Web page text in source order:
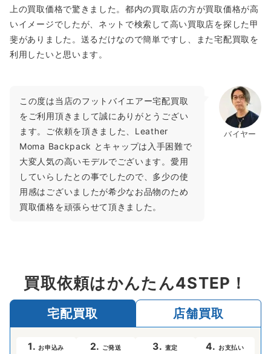
上の買取価格で驚きました。都内の買取店の方が買取価格が高
いイメージでしたが、ネットで検索して高い買取店を探した甲
斐がありました。送るだけなので簡単ですし、また宅配買取を
利用したいと思います。
バイヤー
この度は当店のフットバイエアー宅配買取
をご利用頂きまして誠にありがとうござい
ます。ご依頼を頂きました、Leather
Moma Backpack とキャップは入手困難で
大変人気の高いモデルでございます。愛用
していらしたとの事でしたので、多少の使
用感はございましたが希少なお品物のため
買取価格を頑張らせて頂きました。
買取依頼はかんたん4STEP！
宅配買取 店舗買取
1.お申込み 2. ご発送 3. 査定 4. お支払い